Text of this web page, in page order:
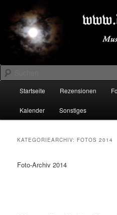
primären
Inhalt
springen
sekundären
Inhalt
springenDARK-
Suchen
Startseite Rezensionen
Kalender Sonstiges
KATEGORIEARCHIV: FOTOS 2014
Foto-Archiv 2014